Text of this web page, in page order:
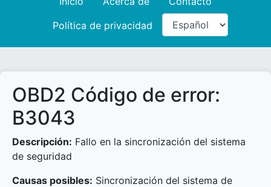
Política de privacidad
OBD2 Código de error:
B3043
Descripción: Fallo en la sincronización del sistema
de seguridad
Causas posibles: Sincronización del sistema de